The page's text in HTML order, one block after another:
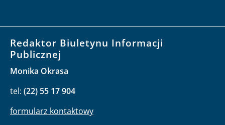
Redaktor Biuletynu Informacji
Publicznej
Monika Okrasa
tel: (22) 55 17 904
formularz kontaktowy